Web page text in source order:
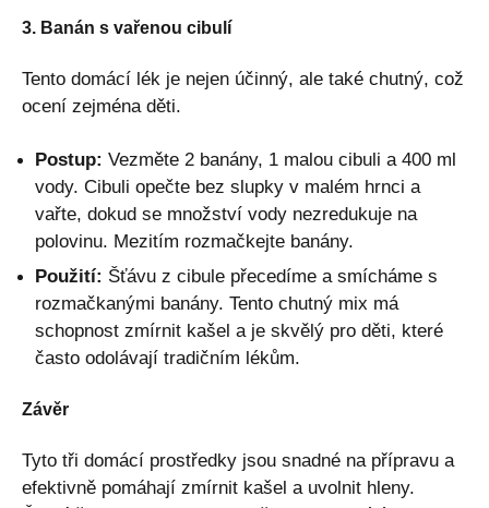
3. Banán s vařenou cibulí
Tento domácí lék je nejen účinný, ale také chutný, což
ocení zejména děti.
Postup: Vezměte 2 banány, 1 malou cibuli a 400 ml
vody. Cibuli opečte bez slupky v malém hrnci a
vařte, dokud se množství vody nezredukuje na
polovinu. Mezitím rozmačkejte banány.
Použití: Šťávu z cibule přecedíme a smícháme s
rozmačkanými banány. Tento chutný mix má
schopnost zmírnit kašel a je skvělý pro děti, které
často odolávají tradičním lékům.
Závěr
Tyto tři domácí prostředky jsou snadné na přípravu a
efektivně pomáhají zmírnit kašel a uvolnit hleny.